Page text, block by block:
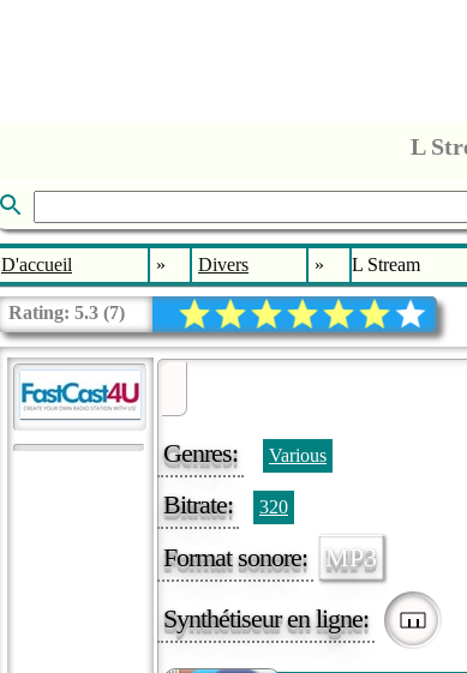
L
D'accueil » Divers » L Stream
Rating: 5.3 (7)
Genres: Various
Bitrate: 320
Format sonore: MP3
Synthétiseur en ligne: